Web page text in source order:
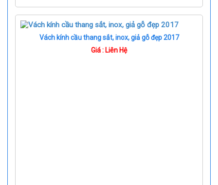
Vách kính cầu thang sắt, inox, giả gỗ đẹp 2017
Giá : Liên Hệ